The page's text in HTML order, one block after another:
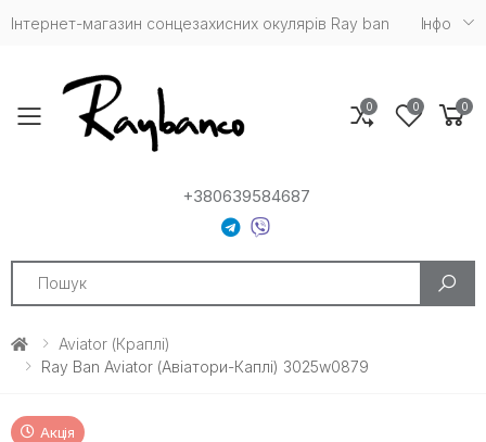
Інтернет-магазин сонцезахисних окулярів Ray ban Iнфо
Toggle mobile menu
+380639584687
Search
0 0 0
Aviator (краплі)
Ray Ban Aviator (Авіатори-Каплі) 3025w0879
Акція